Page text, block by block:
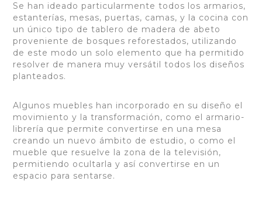
Se han ideado particularmente todos los armarios,
estanterías, mesas, puertas, camas, y la cocina con
un único tipo de tablero de madera de abeto
proveniente de bosques reforestados, utilizando
de este modo un solo elemento que ha permitido
resolver de manera muy versátil todos los diseños
planteados.
Algunos muebles han incorporado en su diseño el
movimiento y la transformación, como el armario-
librería que permite convertirse en una mesa
creando un nuevo ámbito de estudio, o como el
mueble que resuelve la zona de la televisión,
permitiendo ocultarla y así convertirse en un
espacio para sentarse.